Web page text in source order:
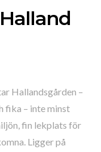
Hallandsgården –
fika – inte minst
fin lekplats för
Ligger på